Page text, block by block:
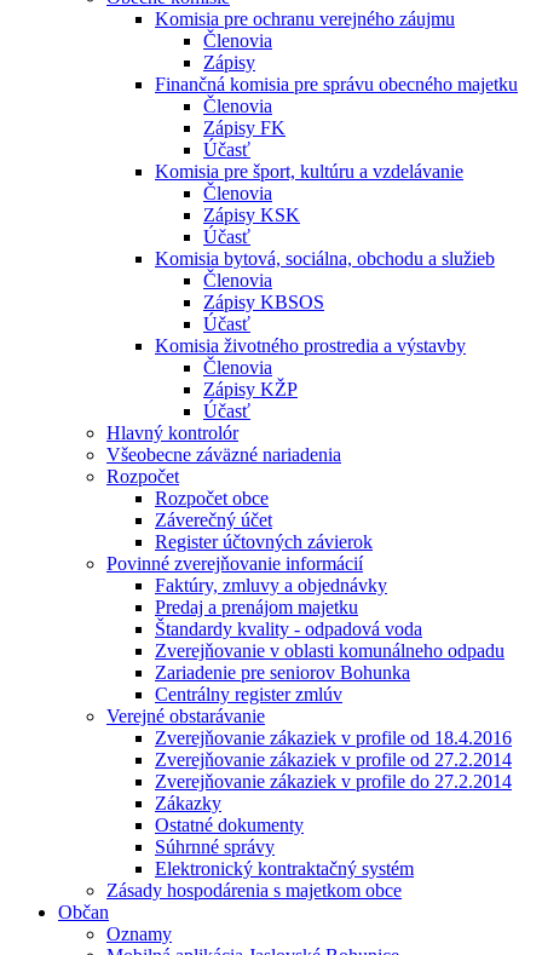
Komisia pre ochranu verejného záujmu
Členovia
Zápisy
Finančná komisia pre správu obecného majetku
Členovia
Zápisy FK
Účasť
Komisia pre šport, kultúru a vzdelávanie
Členovia
Zápisy KSK
Účasť
Komisia bytová, sociálna, obchodu a služieb
Členovia
Zápisy KBSOS
Účasť
Komisia životného prostredia a výstavby
Členovia
Zápisy KŽP
Účasť
Hlavný kontrolór
Všeobecne záväzné nariadenia
Rozpočet
Rozpočet obce
Záverečný účet
Register účtovných závierok
Povinné zverejňovanie informácií
Faktúry, zmluvy a objednávky
Predaj a prenájom majetku
Štandardy kvality - odpadová voda
Zverejňovanie v oblasti komunálneho odpadu
Zariadenie pre seniorov Bohunka
Centrálny register zmlúv
Verejné obstarávanie
Zverejňovanie zákaziek v profile od 18.4.2016
Zverejňovanie zákaziek v profile od 27.2.2014
Zverejňovanie zákaziek v profile do 27.2.2014
Zákazky
Ostatné dokumenty
Súhrnné správy
Elektronický kontraktačný systém
Zásady hospodárenia s majetkom obce
Občan
Oznamy